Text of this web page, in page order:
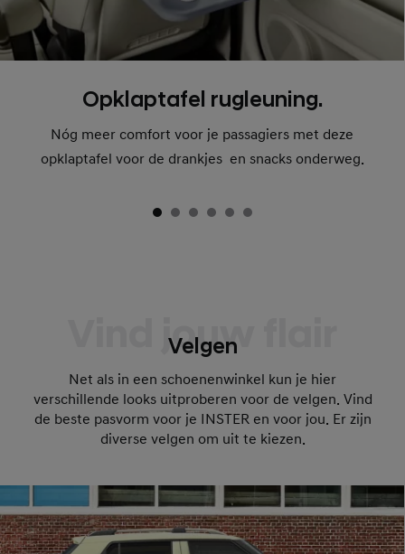
Opklaptafel rugleuning.
Nóg meer comfort voor je passagiers met deze
opklaptafel voor de drankjes en snacks onderweg.
Vind jouw flair
Velgen
Net als in een schoenenwinkel kun je hier
verschillende looks uitproberen voor de velgen. Vind
de beste pasvorm voor je INSTER en voor jou. Er zijn
diverse velgen om uit te kiezen.